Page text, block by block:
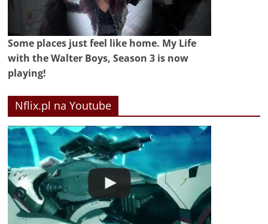
Some places just feel like home. My Life
with the Walter Boys, Season 3 is now
playing!
Nflix.pl na Youtube